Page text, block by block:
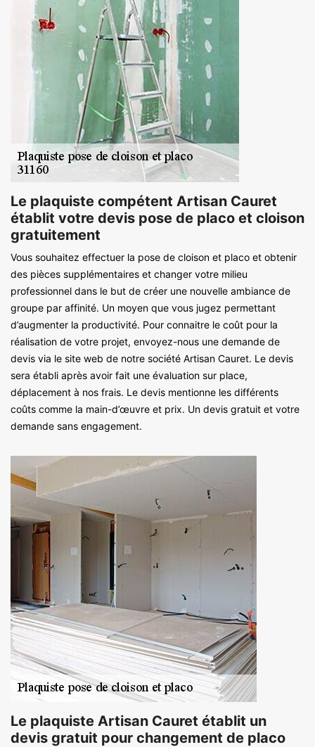
Le plaquiste compétent Artisan Cauret
établit votre devis pose de placo et cloison
gratuitement
Vous souhaitez effectuer la pose de cloison et placo et obtenir
des pièces supplémentaires et changer votre milieu
professionnel dans le but de créer une nouvelle ambiance de
groupe par affinité. Un moyen que vous jugez permettant
d’augmenter la productivité. Pour connaitre le coût pour la
réalisation de votre projet, envoyez-nous une demande de
devis via le site web de notre société Artisan Cauret. Le devis
sera établi après avoir fait une évaluation sur place,
déplacement à nos frais. Le devis mentionne les différents
coûts comme la main-d’œuvre et prix. Un devis gratuit et votre
demande sans engagement.
Le plaquiste Artisan Cauret établit un
devis gratuit pour changement de placo